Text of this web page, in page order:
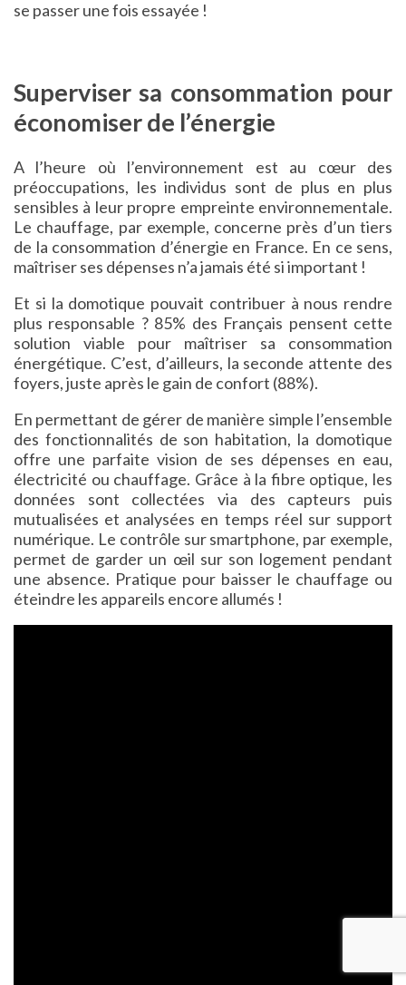
se passer une fois essayée !
Superviser sa consommation pour
économiser de l’énergie
A l’heure où l’environnement est au cœur des
préoccupations, les individus sont de plus en plus
sensibles à leur propre empreinte environnementale.
Le chauffage, par exemple, concerne près d’un tiers
de la consommation d’énergie en France. En ce sens,
maîtriser ses dépenses n’a jamais été si important !
Et si la domotique pouvait contribuer à nous rendre
plus responsable ? 85% des Français pensent cette
solution viable pour maîtriser sa consommation
énergétique. C’est, d’ailleurs, la seconde attente des
foyers, juste après le gain de confort (88%).
En permettant de gérer de manière simple l’ensemble
des fonctionnalités de son habitation, la domotique
offre une parfaite vision de ses dépenses en eau,
électricité ou chauffage. Grâce à la fibre optique, les
données sont collectées via des capteurs puis
mutualisées et analysées en temps réel sur support
numérique. Le contrôle sur smartphone, par exemple,
permet de garder un œil sur son logement pendant
une absence. Pratique pour baisser le chauffage ou
éteindre les appareils encore allumés !